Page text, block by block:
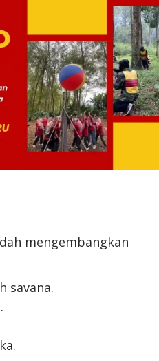
mengembangkan
savana.